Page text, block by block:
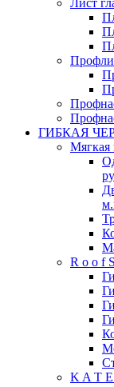
Лист
ГИБКАЯ
R o o f
K A T E